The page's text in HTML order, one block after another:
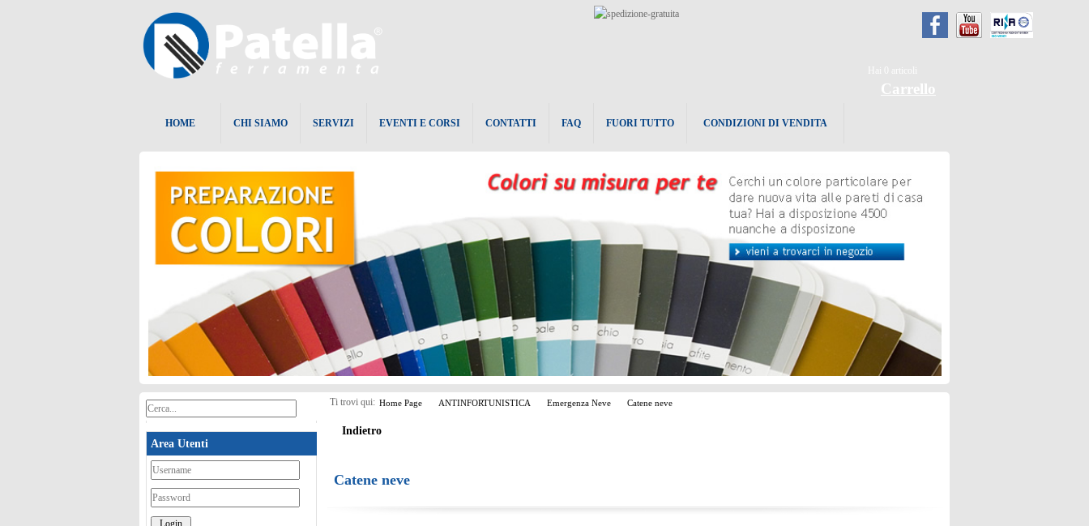
articoli
Carrello
HOME CHI SIAMO SERVIZI EVENTI E CORSI CONTATTI FAQ FUORI TUTTO CONDIZIONI DI VENDITA
Area Utenti
*
*
Ti trovi qui: Home Page ANTINFORTUNISTICA Emergenza Neve Catene neve
Indietro
Catene neve